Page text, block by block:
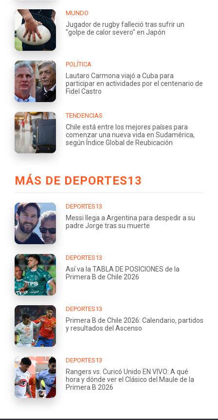
MUNDO
Jugador de rugby falleció tras sufrir un
"golpe de calor severo" en Japón
POLÍTICA
Lautaro Carmona viajó a Cuba para
participar en actividades por el centenario de
Fidel Castro
TENDENCIAS
Chile está entre los mejores países para
comenzar una nueva vida en Sudamérica,
según Índice Global de Reubicación
MÁS DE DEPORTES13
DEPORTES13
Messi llega a Argentina para despedir a su
padre Jorge tras su muerte
DEPORTES13
Así va la TABLA DE POSICIONES de la
Primera B de Chile 2026
DEPORTES13
Primera B de Chile 2026: Calendario, partidos
y resultados del Ascenso
DEPORTES13
Rangers vs. Curicó Unido EN VIVO: A qué
hora y dónde ver el Clásico del Maule de la
Primera B 2026